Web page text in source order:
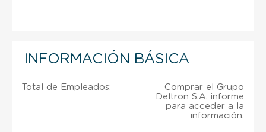
INFORMACIÓN BÁSICA
Total de Empleados:
Comprar el Grupo
Deltron S.A. informe
para acceder a la
información.